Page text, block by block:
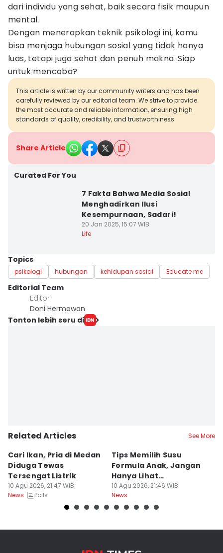
dari individu yang sehat, baik secara fisik maupun
mental.
Dengan menerapkan teknik psikologi ini, kamu
bisa menjaga hubungan sosial yang tidak hanya
luas, tetapi juga sehat dan penuh makna. Siap
untuk mencoba?
This article is written by our community writers and has been
carefully reviewed by our editorial team. We strive to provide
the most accurate and reliable information, ensuring high
standards of quality, credibility, and trustworthiness.
Share Article
Curated For You
7 Fakta Bahwa Media Sosial
Menghadirkan Ilusi
Kesempurnaan, Sadari!
20 Jan 2025, 15:07 WIB
Life
Topics
psikologi hubungan kehidupan sosial Educate me
Editorial Team
Editor
Doni Hermawan
Tonton lebih seru di
Related Articles See More
Cari Ikan, Pria di Medan
Diduga Tewas
Tersengat Listrik
10 Agu 2026, 21:47 WIB
News
Polls
Tips Memilih Susu
Formula Anak, Jangan
Hanya Lihat
Kandungannya
10 Agu 2026, 21:46 WIB
News